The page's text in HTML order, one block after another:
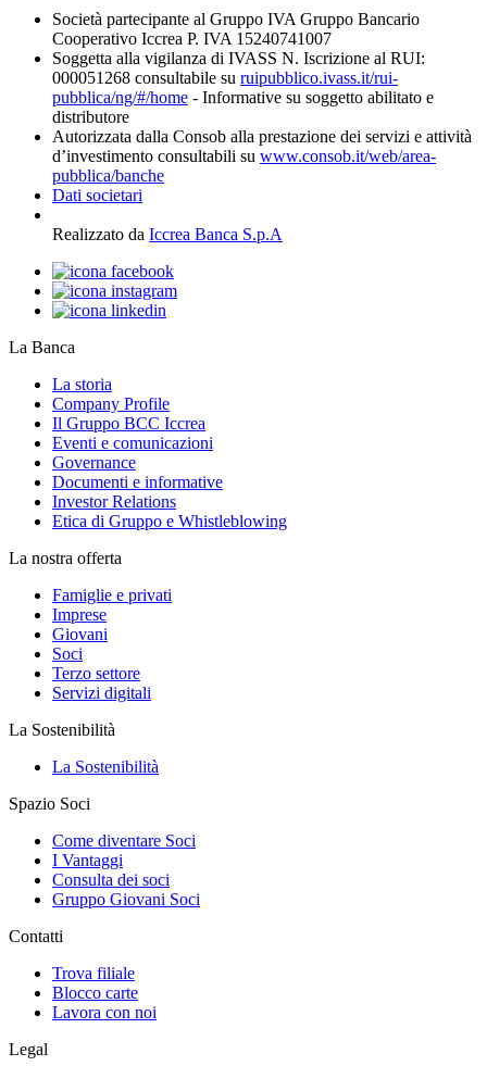
Società partecipante al Gruppo IVA Gruppo Bancario
Cooperativo Iccrea P. IVA 15240741007
Soggetta alla vigilanza di IVASS N. Iscrizione al RUI:
000051268 consultabile su ruipubblico.ivass.it/rui-
pubblica/ng/#/home - Informative su soggetto abilitato e
distributore
Autorizzata dalla Consob alla prestazione dei servizi e attività
d’investimento consultabili su www.consob.it/web/area-
pubblica/banche
Dati societari
Realizzato da Iccrea Banca S.p.A
La Banca
La storia
Company Profile
Il Gruppo BCC Iccrea
Eventi e comunicazioni
Governance
Documenti e informative
Investor Relations
Etica di Gruppo e Whistleblowing
La nostra offerta
Famiglie e privati
Imprese
Giovani
Soci
Terzo settore
Servizi digitali
La Sostenibilità
La Sostenibilità
Spazio Soci
Come diventare Soci
I Vantaggi
Consulta dei soci
Gruppo Giovani Soci
Contatti
Trova filiale
Blocco carte
Lavora con noi
Legal